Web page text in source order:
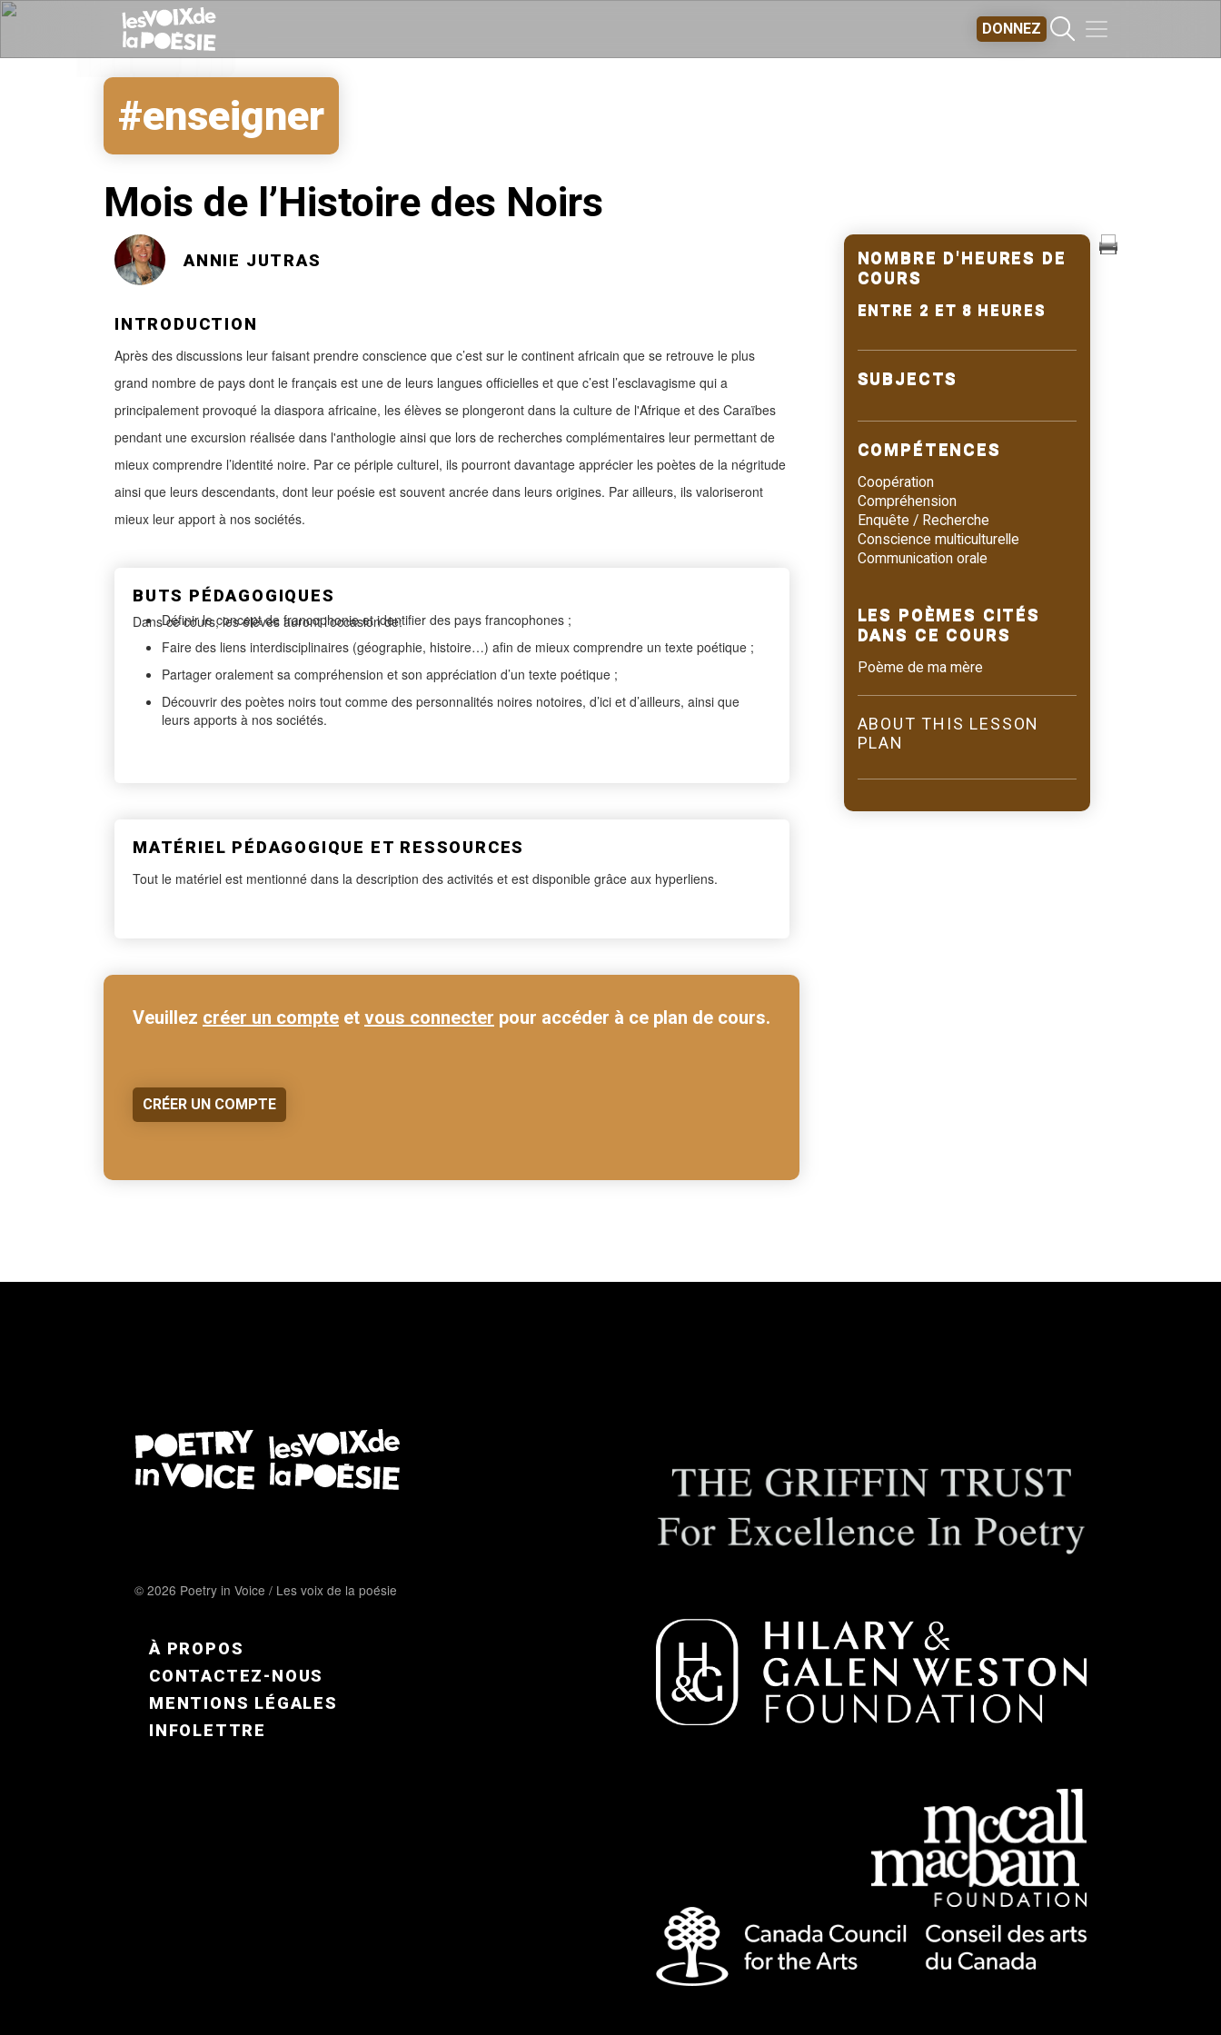
DONNEZ
#enseigner
Mois de l’Histoire des Noirs
ANNIE JUTRAS
INTRODUCTION
Après des discussions leur faisant prendre conscience que c’est sur le continent africain que se retrouve le plus
grand nombre de pays dont le français est une de leurs langues officielles et que c’est l’esclavagisme qui a
principalement provoqué la diaspora africaine, les élèves se plongeront dans la culture de l'Afrique et des Caraïbes
pendant une excursion réalisée dans l'anthologie ainsi que lors de recherches complémentaires leur permettant de
mieux comprendre l’identité noire. Par ce périple culturel, ils pourront davantage apprécier les poètes de la négritude
ainsi que leurs descendants, dont leur poésie est souvent ancrée dans leurs origines. Par ailleurs, ils valoriseront
mieux leur apport à nos sociétés.
BUTS PÉDAGOGIQUES
Dans ce cours, les élèves auront l’occasion de:
Définir le concept de francophonie et identifier des pays francophones ;
Faire des liens interdisciplinaires (géographie, histoire…) afin de mieux comprendre un texte poétique ;
Partager oralement sa compréhension et son appréciation d’un texte poétique ;
Découvrir des poètes noirs tout comme des personnalités noires notoires, d’ici et d’ailleurs, ainsi que
leurs apports à nos sociétés.
MATÉRIEL PÉDAGOGIQUE ET RESSOURCES
Tout le matériel est mentionné dans la description des activités et est disponible grâce aux hyperliens.
NOMBRE D'HEURES DE
COURS
ENTRE 2 ET 8 HEURES
SUBJECTS
COMPÉTENCES
Coopération
Compréhension
Enquête / Recherche
Conscience multiculturelle
Communication orale
LES POÈMES CITÉS
DANS CE COURS
Poème de ma mère
ABOUT THIS LESSON
PLAN
Veuillez créer un compte et vous connecter pour accéder à ce plan de cours.
CRÉER UN COMPTE
© 2026 Poetry in Voice / Les voix de la poésie
FOOTER MENU FR
À PROPOS
CONTACTEZ-NOUS
MENTIONS LÉGALES
INFOLETTRE